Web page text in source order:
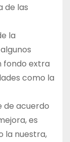
de las
la
fondo extra
como la
de acuerdo
es
la nuestra,